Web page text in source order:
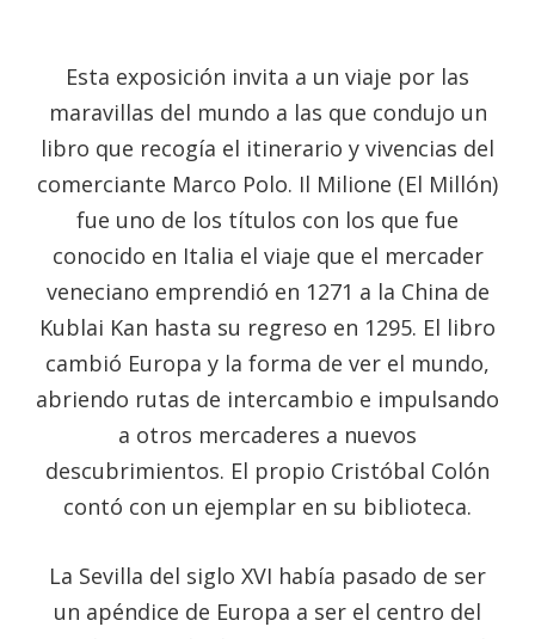
Esta exposición invita a un viaje por las
maravillas del mundo a las que condujo un
libro que recogía el itinerario y vivencias del
comerciante Marco Polo. Il Milione (El Millón)
fue uno de los títulos con los que fue
conocido en Italia el viaje que el mercader
veneciano emprendió en 1271 a la China de
Kublai Kan hasta su regreso en 1295. El libro
cambió Europa y la forma de ver el mundo,
abriendo rutas de intercambio e impulsando
a otros mercaderes a nuevos
descubrimientos. El propio Cristóbal Colón
contó con un ejemplar en su biblioteca.
La Sevilla del siglo XVI había pasado de ser
un apéndice de Europa a ser el centro del